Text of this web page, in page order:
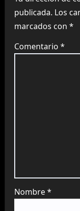
publicada. Los
marcados con *
Comentario *
Nombre*